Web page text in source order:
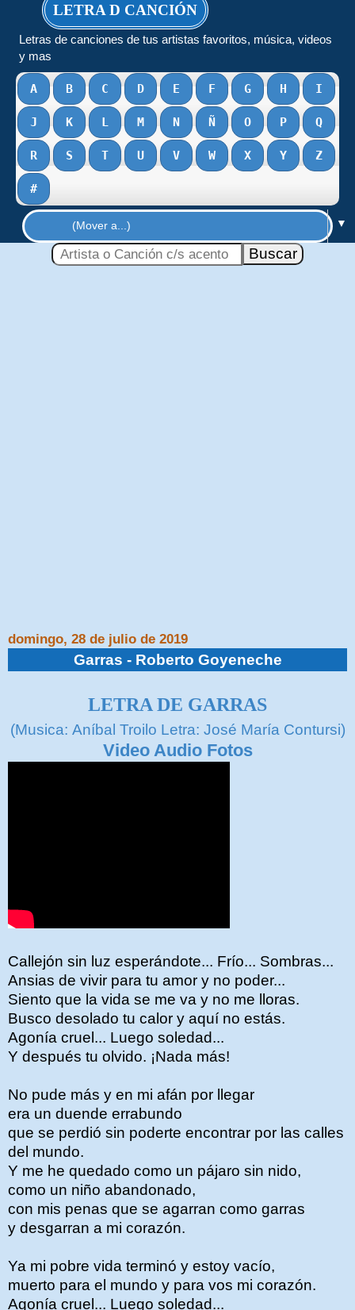
LETRA D CANCIÓN
Letras de canciones de tus artistas favoritos, música, videos
y mas
A B C D E F G H I
J K L M N Ñ O P Q
R S T U V W X Y Z
#
▼
domingo, 28 de julio de 2019
Garras - Roberto Goyeneche
LETRA DE GARRAS
(Musica: Aníbal Troilo Letra: José María Contursi)
Video Audio Fotos
Callejón sin luz esperándote... Frío... Sombras...
Ansias de vivir para tu amor y no poder...
Siento que la vida se me va y no me lloras.
Busco desolado tu calor y aquí no estás.
Agonía cruel... Luego soledad...
Y después tu olvido. ¡Nada más!
No pude más y en mi afán por llegar
era un duende errabundo
que se perdió sin poderte encontrar por las calles
del mundo.
Y me he quedado como un pájaro sin nido,
como un niño abandonado,
con mis penas que se agarran como garras
y desgarran a mi corazón.
Ya mi pobre vida terminó y estoy vacío,
muerto para el mundo y para vos mi corazón.
Agonía cruel... Luego soledad...